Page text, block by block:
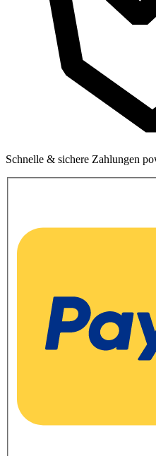
Schnelle & sichere Zahlungen